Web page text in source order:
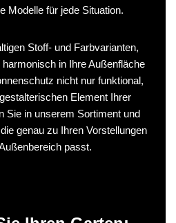
Modelle für jede Situation.
Stoff- und Farbvarianten,
in Ihre Außenfläche
nicht nur funktional,
Element Ihrer
Sie in unserem Sortiment und
genau zu Ihren Vorstellungen
passt.